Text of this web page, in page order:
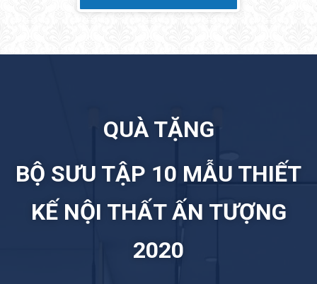
QUÀ TẶNG
BỘ SƯU TẬP 10 MẪU THIẾT
KẾ NỘI THẤT ẤN TƯỢNG
2020